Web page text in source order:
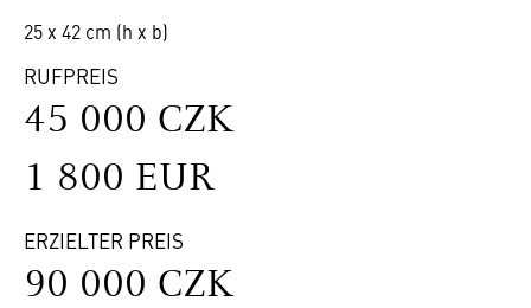
25 x 42 cm (h x b)
RUFPREIS
45 000 CZK
1 800 EUR
ERZIELTER PREIS
90 000 CZK